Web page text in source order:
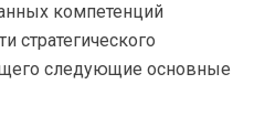
компетенций
стратегического
следующие основные